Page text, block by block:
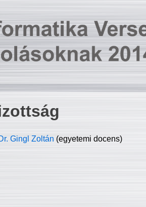
Gingl Zoltán (egyetemi docens)